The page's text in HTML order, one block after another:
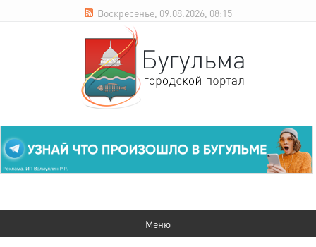
Воскресенье, 09.08.2026, 08:15